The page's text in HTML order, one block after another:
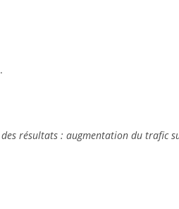
des résultats : augmentation du trafic